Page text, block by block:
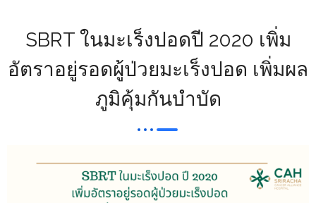
SBRT ในมะเร็งปอดปี 2020 เพิ่ม
อัตราอยู่รอดผู้ป่วยมะเร็งปอด เพิ่มผล
ภูมิคุ้มกันบำบัด